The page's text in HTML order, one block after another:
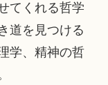
てくれる哲学
道を見つける
学、精神の哲